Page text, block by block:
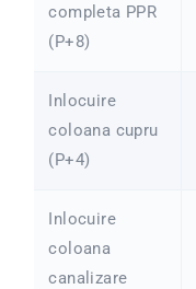
completa PPR
(P+8)
Inlocuire
coloana cupru
(P+4)
Inlocuire
coloana
canalizare